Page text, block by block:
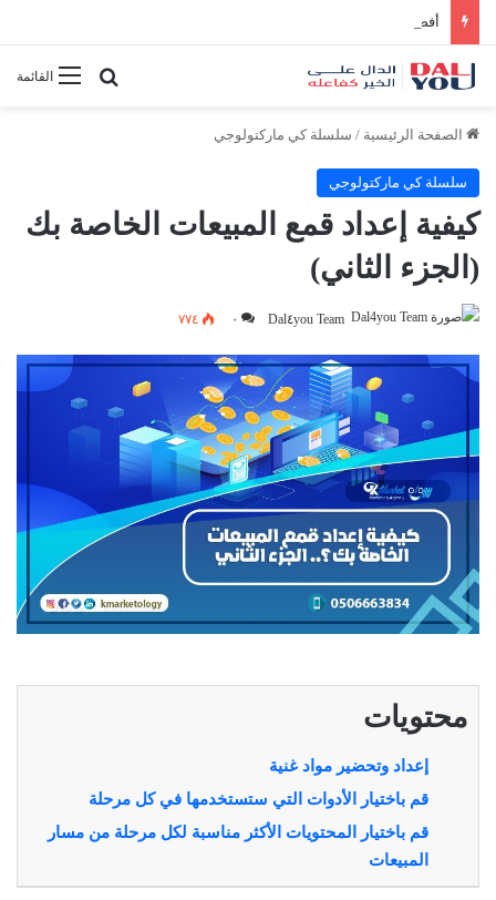
أفضل النصائح لإدارة الوقت بفعالية
القائمةبحث عن
الصفحة الرئيسية / سلسلة كي ماركتولوجي
سلسلة كي ماركتولوجي
كيفية إعداد قمع المبيعات الخاصة بك
(الجزء الثاني)
Dal٤you Team ٠ ٧٧٤
محتويات
إعداد وتحضير مواد غنية
قم باختيار الأدوات التي ستستخدمها في كل مرحلة
قم باختيار المحتويات الأكثر مناسبة لكل مرحلة من مسار
المبيعات